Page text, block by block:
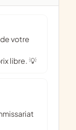
libre. 💡